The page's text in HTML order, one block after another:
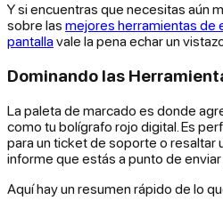
Y si encuentras que necesitas aún
sobre las mejores herramientas de
pantalla vale la pena echar un
Dominando las
La paleta de marcado es donde
como tu bolígrafo rojo digital. Es
para un ticket de soporte o resaltar
informe que estás a punto de enviar
Aquí hay un resumen rápido de lo